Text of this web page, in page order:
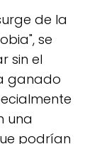
de la
se
sin el
ganado
una
podrían